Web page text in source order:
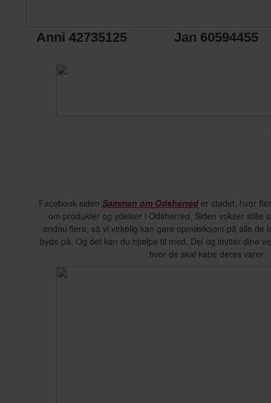
Anni 42735125 Jan
Facebook-siden Sammen om Odsherred er stedet, hvor
om produkter og ydelser i Odsherred. Siden vokser stille
endnu flere, så vi virkelig kan gøre opmærksom på alle de
byde på. Og det kan du hjælpe til med. Del og invitér dine
hvor de skal købe deres varer.